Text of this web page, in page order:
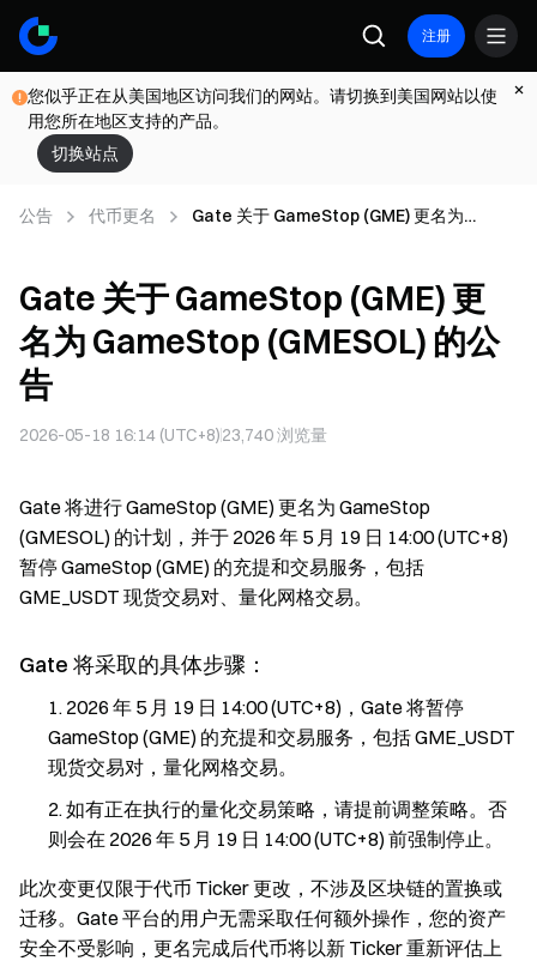
注册
您似乎正在从美国地区访问我们的网站。请切换到美国网站以使
用您所在地区支持的产品。
切换站点
公告 代币更名
Gate 关于 GameStop (GME) 更名为
Gate 关于 GameStop (GME) 更
名为 GameStop (GMESOL) 的公
告
2026-05-18 16:14 (UTC+8)23,740浏览量
Gate 将进行 GameStop (GME) 更名为 GameStop
(GMESOL) 的计划，并于 2026 年 5 月 19 日 14:00 (UTC+8)
暂停 GameStop (GME) 的充提和交易服务，包括
GME_USDT 现货交易对、量化网格交易。
Gate 将采取的具体步骤：
2026 年 5 月 19 日 14:00 (UTC+8)，Gate 将暂停
GameStop (GME) 的充提和交易服务，包括 GME_USDT
现货交易对，量化网格交易。
如有正在执行的量化交易策略，请提前调整策略。否
则会在 2026 年 5 月 19 日 14:00 (UTC+8) 前强制停止。
此次变更仅限于代币 Ticker 更改，不涉及区块链的置换或
迁移。Gate 平台的用户无需采取任何额外操作，您的资产
安全不受影响，更名完成后代币将以新 Ticker 重新评估上